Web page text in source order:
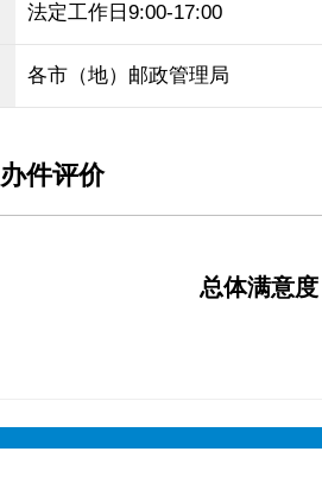
法定工作日9:00-17:00
各市（地）邮政管理局
办件评价
总体满意度